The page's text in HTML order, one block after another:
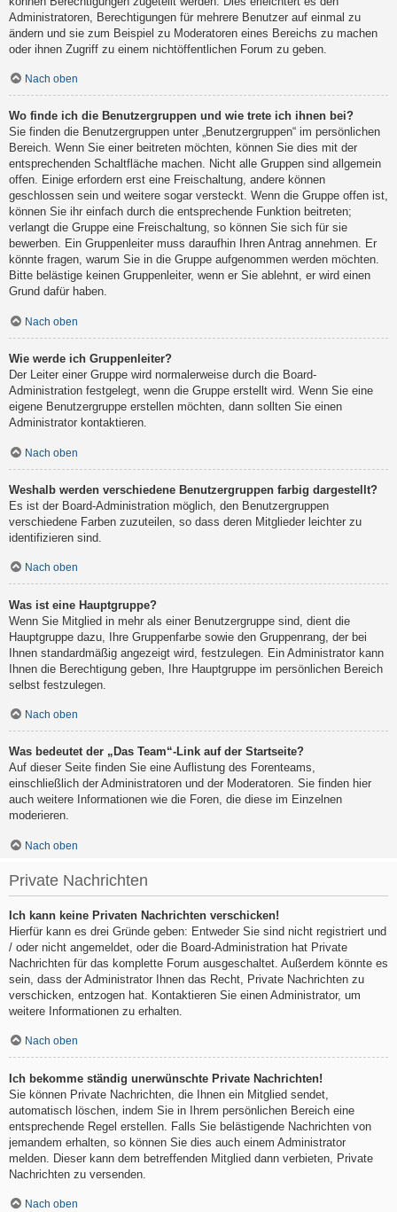
Administratoren, Berechtigungen für mehrere Benutzer auf einmal zu
ändern und sie zum Beispiel zu Moderatoren eines Bereichs zu machen
oder ihnen Zugriff zu einem nichtöffentlichen Forum zu geben.
Nach oben
Wo finde ich die Benutzergruppen und wie trete ich ihnen bei?
Sie finden die Benutzergruppen unter „Benutzergruppen“ im persönlichen
Bereich. Wenn Sie einer beitreten möchten, können Sie dies mit der
entsprechenden Schaltfläche machen. Nicht alle Gruppen sind allgemein
offen. Einige erfordern erst eine Freischaltung, andere können
geschlossen sein und weitere sogar versteckt. Wenn die Gruppe offen ist,
können Sie ihr einfach durch die entsprechende Funktion beitreten;
verlangt die Gruppe eine Freischaltung, so können Sie sich für sie
bewerben. Ein Gruppenleiter muss daraufhin Ihren Antrag annehmen. Er
könnte fragen, warum Sie in die Gruppe aufgenommen werden möchten.
Bitte belästige keinen Gruppenleiter, wenn er Sie ablehnt, er wird einen
Grund dafür haben.
Nach oben
Wie werde ich Gruppenleiter?
Der Leiter einer Gruppe wird normalerweise durch die Board-
Administration festgelegt, wenn die Gruppe erstellt wird. Wenn Sie eine
eigene Benutzergruppe erstellen möchten, dann sollten Sie einen
Administrator kontaktieren.
Nach oben
Weshalb werden verschiedene Benutzergruppen farbig dargestellt?
Es ist der Board-Administration möglich, den Benutzergruppen
verschiedene Farben zuzuteilen, so dass deren Mitglieder leichter zu
identifizieren sind.
Nach oben
Was ist eine Hauptgruppe?
Wenn Sie Mitglied in mehr als einer Benutzergruppe sind, dient die
Hauptgruppe dazu, Ihre Gruppenfarbe sowie den Gruppenrang, der bei
Ihnen standardmäßig angezeigt wird, festzulegen. Ein Administrator kann
Ihnen die Berechtigung geben, Ihre Hauptgruppe im persönlichen Bereich
selbst festzulegen.
Nach oben
Was bedeutet der „Das Team“-Link auf der Startseite?
Auf dieser Seite finden Sie eine Auflistung des Forenteams,
einschließlich der Administratoren und der Moderatoren. Sie finden hier
auch weitere Informationen wie die Foren, die diese im Einzelnen
moderieren.
Nach oben
Private Nachrichten
Ich kann keine Privaten Nachrichten verschicken!
Hierfür kann es drei Gründe geben: Entweder Sie sind nicht registriert und
/ oder nicht angemeldet, oder die Board-Administration hat Private
Nachrichten für das komplette Forum ausgeschaltet. Außerdem könnte es
sein, dass der Administrator Ihnen das Recht, Private Nachrichten zu
verschicken, entzogen hat. Kontaktieren Sie einen Administrator, um
weitere Informationen zu erhalten.
Nach oben
Ich bekomme ständig unerwünschte Private Nachrichten!
Sie können Private Nachrichten, die Ihnen ein Mitglied sendet,
automatisch löschen, indem Sie in Ihrem persönlichen Bereich eine
entsprechende Regel erstellen. Falls Sie belästigende Nachrichten von
jemandem erhalten, so können Sie dies auch einem Administrator
melden. Dieser kann dem betreffenden Mitglied dann verbieten, Private
Nachrichten zu versenden.
Nach oben